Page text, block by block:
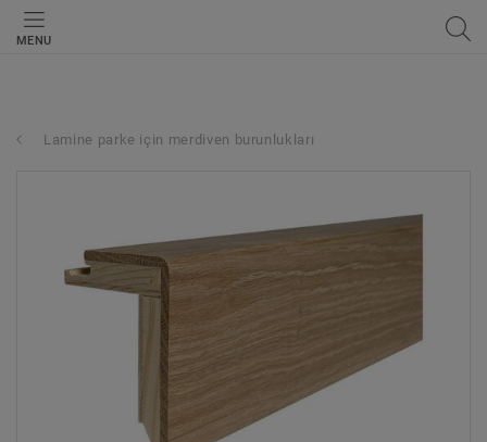
MENU
Lamine parke için merdiven burunlukları